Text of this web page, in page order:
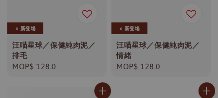
⭐️ 新登場
汪喵星球／保健純肉泥／
排毛
Regular
MOP$ 128.0
⭐️ 新登場
汪喵星球／保健純肉泥／
情緒
Regular
MOP$ 128.0